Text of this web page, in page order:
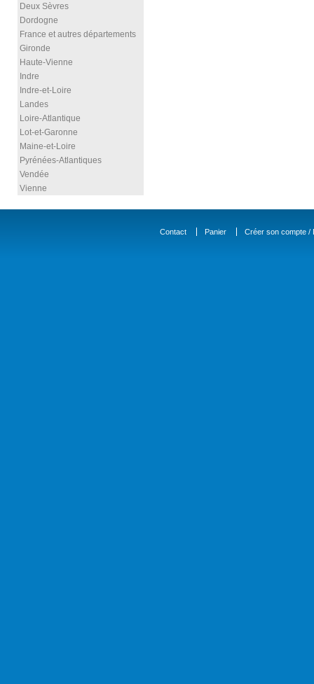
Deux Sèvres
Dordogne
France et autres départements
Gironde
Haute-Vienne
Indre
Indre-et-Loire
Landes
Loire-Atlantique
Lot-et-Garonne
Maine-et-Loire
Pyrénées-Atlantiques
Vendée
Vienne
Contact Panier Créer son compte /